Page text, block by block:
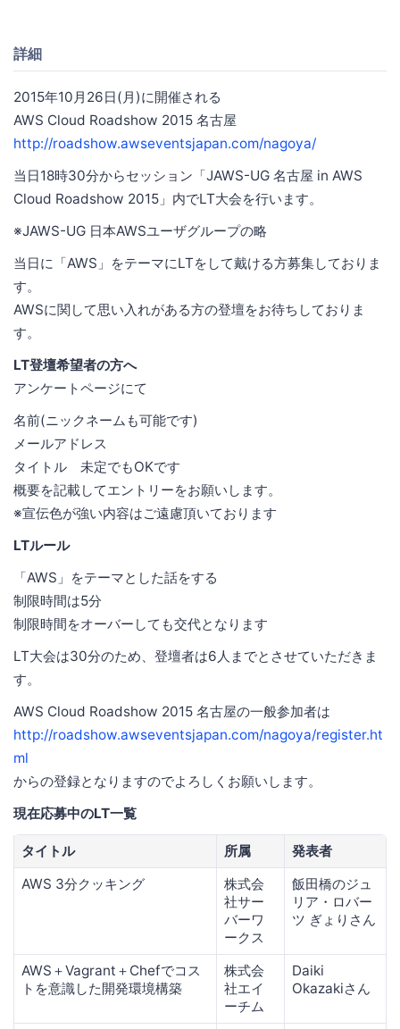
詳細
2015年10月26日(月)に開催される
AWS Cloud Roadshow 2015 名古屋
http://roadshow.awseventsjapan.com/nagoya/
当日18時30分からセッション「JAWS-UG 名古屋 in AWS
Cloud Roadshow 2015」内でLT大会を行います。
※JAWS-UG 日本AWSユーザグループの略
当日に「AWS」をテーマにLTをして戴ける方募集しておりま
す。
AWSに関して思い入れがある方の登壇をお待ちしておりま
す。
LT登壇希望者の方へ
アンケートページにて
名前(ニックネームも可能です)
メールアドレス
タイトル 未定でもOKです
概要を記載してエントリーをお願いします。
※宣伝色が強い内容はご遠慮頂いております
LTルール
「AWS」をテーマとした話をする
制限時間は5分
制限時間をオーバーしても交代となります
LT大会は30分のため、登壇者は6人までとさせていただきま
す。
AWS Cloud Roadshow 2015 名古屋の一般参加者は
http://roadshow.awseventsjapan.com/nagoya/register.ht
ml
からの登録となりますのでよろしくお願いします。
現在応募中のLT一覧
タイトル 所属
発表者
AWS 3分クッキング
株式会
社サー
バーワ
ークス
飯田橋のジュ
リア・ロバー
ツ ぎょりさん
AWS＋Vagrant＋Chefでコス
トを意識した開発環境構築
株式会
社エイ
ーチム
Daiki
Okazakiさん